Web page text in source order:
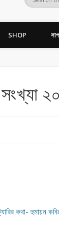
SHOP
২০
কথা- হুমায়ন